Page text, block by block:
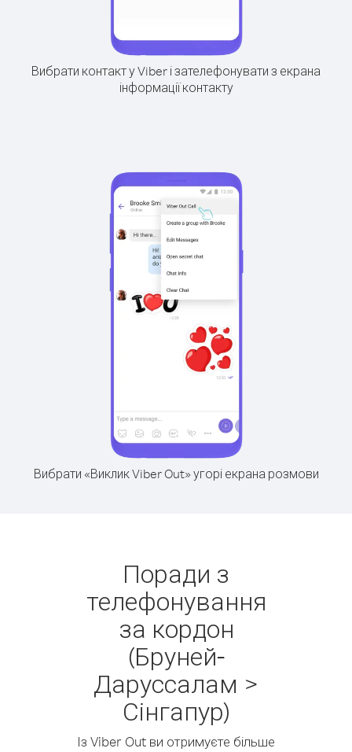
Вибрати контакт у Viber і зателефонувати з екрана
інформації контакту
Вибрати «Виклик Viber Out» угорі екрана розмови
Поради з
телефонування
за кордон
(Бруней-
Даруссалам >
Сінгапур)
Із Viber Out ви отримуєте більше